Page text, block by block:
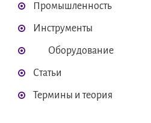
Промышленность
Инструменты
Оборудование
Статьи
Термины и теория